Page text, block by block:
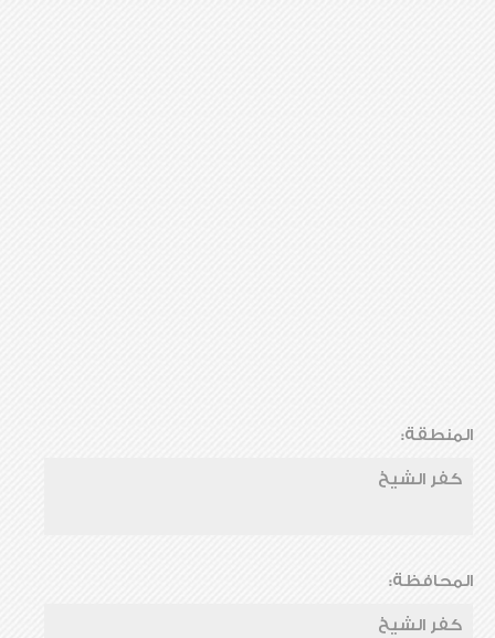
المنطقة:
كفر الشيخ
المحافظة:
كفر الشيخ